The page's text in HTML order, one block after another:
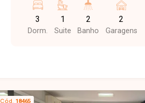
jantar, hall para 3 quartos com armários
sendo 1 suite, banheiro social com
armários e box, cozinha com armários,
conhecer pessoalmente todos os
3
Dorm.
1
Suite
2
Banho
2
Garagens
Cód. 18465